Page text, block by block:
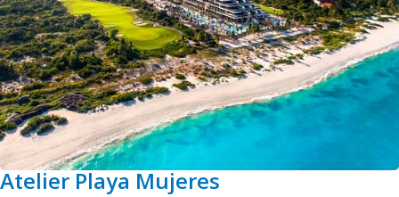
Atelier Playa Mujeres